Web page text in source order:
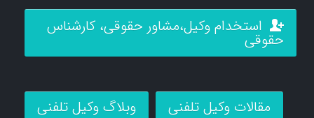
استخدام وکیل،مشاور حقوقی، کارشناس
حقوقی
وبلاگ وکیل تلفنی مقالات وکیل تلفنی